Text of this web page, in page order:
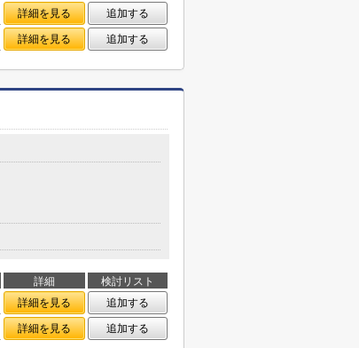
詳細を見る
追加する
詳細を見る 追加する
詳細
検討リスト
詳細を見る
追加する
詳細を見る 追加する